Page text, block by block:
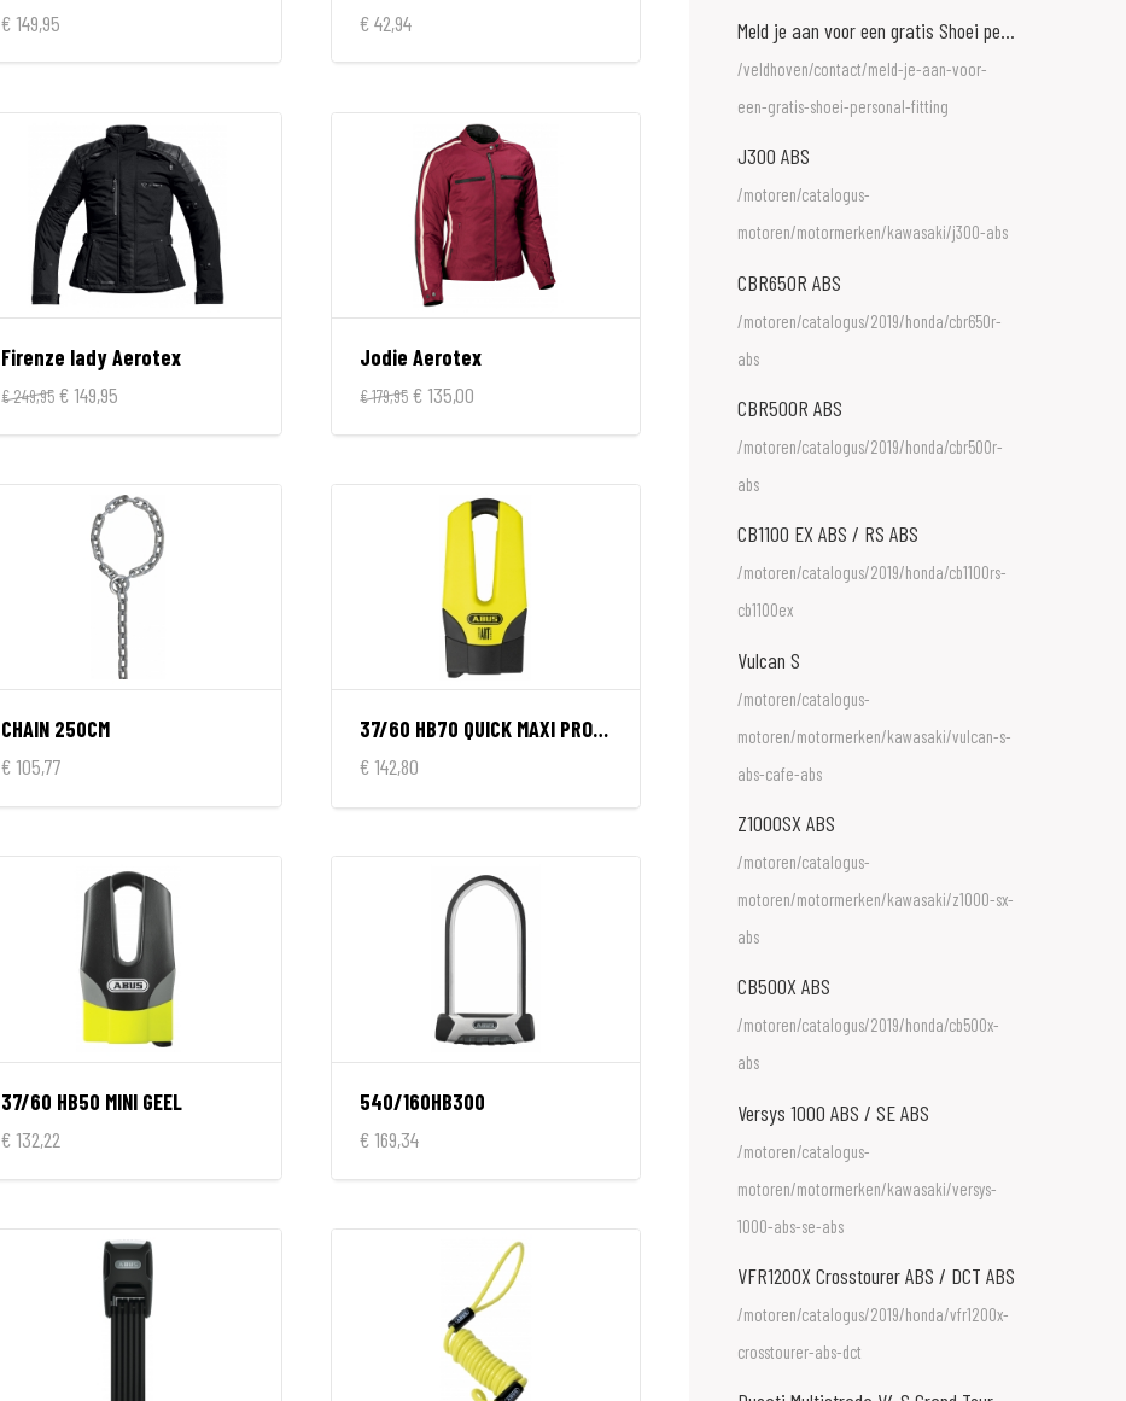
€ 149,95
€ 42,94
Firenze lady Aerotex
€ 249,95 € 149,95
Jodie Aerotex
€ 179,95 € 135,00
CHAIN 250CM
€ 105,77
37/60 HB70 QUICK MAXI PRO YELLOW
€ 142,80
37/60 HB50 MINI GEEL
€ 132,22
540/160HB300
€ 169,34
Meld je aan voor een gratis Shoei personal fitting
/veldhoven/contact/meld-je-aan-voor-
een-gratis-shoei-personal-fitting
J300 ABS
/motoren/catalogus-
motoren/motormerken/kawasaki/j300-abs
CBR650R ABS
/motoren/catalogus/2019/honda/cbr650r-
abs
CBR500R ABS
/motoren/catalogus/2019/honda/cbr500r-
abs
CB1100 EX ABS / RS ABS
/motoren/catalogus/2019/honda/cb1100rs-
cb1100ex
Vulcan S
/motoren/catalogus-
motoren/motormerken/kawasaki/vulcan-s-
abs-cafe-abs
Z1000SX ABS
/motoren/catalogus-
motoren/motormerken/kawasaki/z1000-sx-
abs
CB500X ABS
/motoren/catalogus/2019/honda/cb500x-
abs
Versys 1000 ABS / SE ABS
/motoren/catalogus-
motoren/motormerken/kawasaki/versys-
1000-abs-se-abs
VFR1200X Crosstourer ABS / DCT ABS
/motoren/catalogus/2019/honda/vfr1200x-
crosstourer-abs-dct